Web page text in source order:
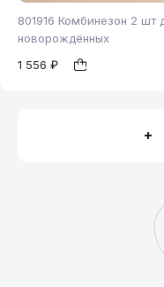
801916 Комбинезон 2 шт для
новорождённых
1 556 ₽
62 74